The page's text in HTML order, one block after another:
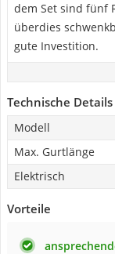
dem Set sind fünf
überdies
gute Investition.
Technische Details
Modell
Max. Gurtlänge
Elektrisch
Vorteile